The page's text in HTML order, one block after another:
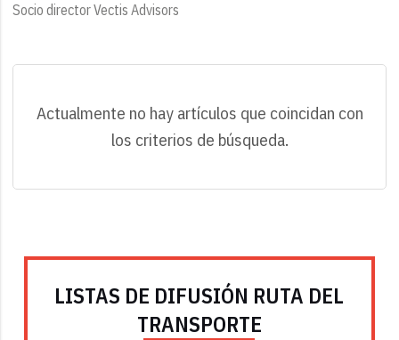
Socio director Vectis Advisors
Actualmente no hay artículos que coincidan con
los criterios de búsqueda.
LISTAS DE DIFUSIÓN RUTA DEL
TRANSPORTE